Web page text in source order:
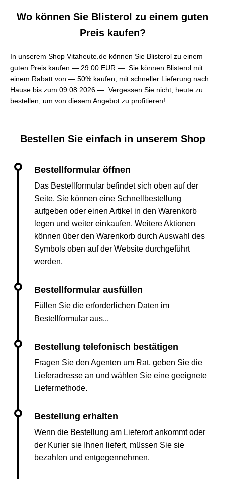
Wo können Sie Blisterol zu einem guten
Preis kaufen?
In unserem Shop Vitaheute.de können Sie Blisterol zu einem
guten Preis kaufen — 29.00 EUR — . Sie können Blisterol mit
einem Rabatt von — 50% kaufen, mit schneller Lieferung nach
Hause bis zum 09.08.2026 —. Vergessen Sie nicht, heute zu
bestellen, um von diesem Angebot zu profitieren!
Bestellen Sie einfach in unserem Shop
Das Bestellformular befindet sich oben auf der
Seite. Sie können eine Schnellbestellung
aufgeben oder einen Artikel in den Warenkorb
legen und weiter einkaufen. Weitere Aktionen
können über den Warenkorb durch Auswahl des
Symbols oben auf der Website durchgeführt
werden.
Füllen Sie die erforderlichen Daten im
Bestellformular aus...
Fragen Sie den Agenten um Rat, geben Sie die
Lieferadresse an und wählen Sie eine geeignete
Liefermethode.
Wenn die Bestellung am Lieferort ankommt oder
der Kurier sie Ihnen liefert, müssen Sie sie
bezahlen und entgegennehmen.